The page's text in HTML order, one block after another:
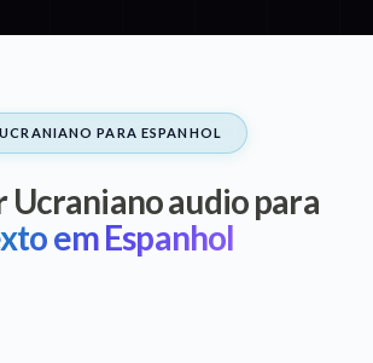
UCRANIANO PARA ESPANHOL
Ucraniano audio para
em Espanhol